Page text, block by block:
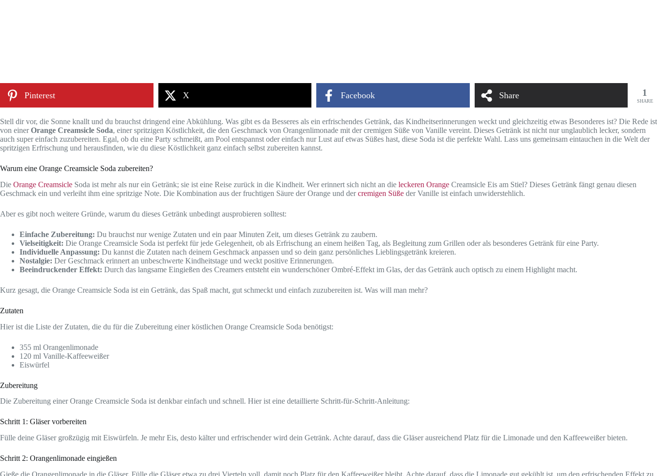
Pinterest X Facebook Share 1
SHARE
Stell dir vor, die Sonne knallt und du brauchst dringend eine Abkühlung. Was gibt es da Besseres als ein erfrischendes Getränk, das Kindheitserinnerungen weckt und gleichzeitig etwas Besonderes ist? Die Rede ist
von einerOrange Creamsicle Soda, einer spritzigen Köstlichkeit, die den Geschmack von Orangenlimonade mit der cremigen Süße von Vanille vereint. Dieses Getränk ist nicht nur unglaublich lecker, sondern
auch super einfach zuzubereiten. Egal, ob du eine Party schmeißt, am Pool entspannst oder einfach nur Lust auf etwas Süßes hast, diese Soda ist die perfekte Wahl. Lass uns gemeinsam eintauchen in die Welt der
spritzigen Erfrischung und herausfinden, wie du diese Köstlichkeit ganz einfach selbst zubereiten kannst.
Warum eine Orange Creamsicle Soda zubereiten?
Die Orange Creamsicle Soda ist mehr als nur ein Getränk; sie ist eine Reise zurück in die Kindheit. Wer erinnert sich nicht an die leckeren Orange Creamsicle Eis am Stiel? Dieses Getränk fängt genau diesen
Geschmack ein und verleiht ihm eine spritzige Note. Die Kombination aus der fruchtigen Säure der Orange und dercremigen Süße der Vanille ist einfach unwiderstehlich.
Aber es gibt noch weitere Gründe, warum du dieses Getränk unbedingt ausprobieren solltest:
Einfache Zubereitung: Du brauchst nur wenige Zutaten und ein paar Minuten Zeit, um dieses Getränk zu zaubern.
Vielseitigkeit: Die Orange Creamsicle Soda ist perfekt für jede Gelegenheit, ob als Erfrischung an einem heißen Tag, als Begleitung zum Grillen oder als besonderes Getränk für eine Party.
Individuelle Anpassung: Du kannst die Zutaten nach deinem Geschmack anpassen und so dein ganz persönliches Lieblingsgetränk kreieren.
Nostalgie: Der Geschmack erinnert an unbeschwerte Kindheitstage und weckt positive Erinnerungen.
Beeindruckender Effekt: Durch das langsame Eingießen des Creamers entsteht ein wunderschöner Ombré-Effekt im Glas, der das Getränk auch optisch zu einem Highlight macht.
Kurz gesagt, die Orange Creamsicle Soda ist ein Getränk, das Spaß macht, gut schmeckt und einfach zuzubereiten ist. Was will man mehr?
Zutaten
Hier ist die Liste der Zutaten, die du für die Zubereitung einer köstlichen Orange Creamsicle Soda benötigst:
355 ml Orangenlimonade
120 ml Vanille-Kaffeeweißer
Eiswürfel
Zubereitung
Die Zubereitung einer Orange Creamsicle Soda ist denkbar einfach und schnell. Hier ist eine detaillierte Schritt-für-Schritt-Anleitung:
Schritt 1: Gläser vorbereiten
Fülle deine Gläser großzügig mit Eiswürfeln. Je mehr Eis, desto kälter und erfrischender wird dein Getränk. Achte darauf, dass die Gläser ausreichend Platz für die Limonade und den Kaffeeweißer bieten.
Schritt 2: Orangenlimonade eingießen
Gieße die Orangenlimonade in die Gläser. Fülle die Gläser etwa zu drei Vierteln voll, damit noch Platz für den Kaffeeweißer bleibt. Achte darauf, dass die Limonade gut gekühlt ist, um den erfrischenden Effekt zu